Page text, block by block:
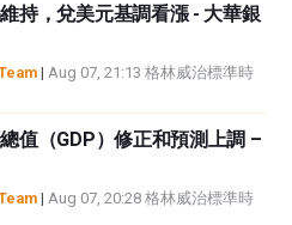
持，兌美元基調看漲 - 大華銀
| Aug 07, 21:13 格林威治標準時
值（GDP）修正和預測上調 –
| Aug 07, 20:28 格林威治標準時